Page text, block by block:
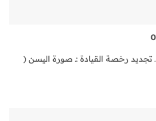
خدمات الإدارة العامة للمرور 1ـ تجديد رخصة القيادة :ـ صورة اليسن (